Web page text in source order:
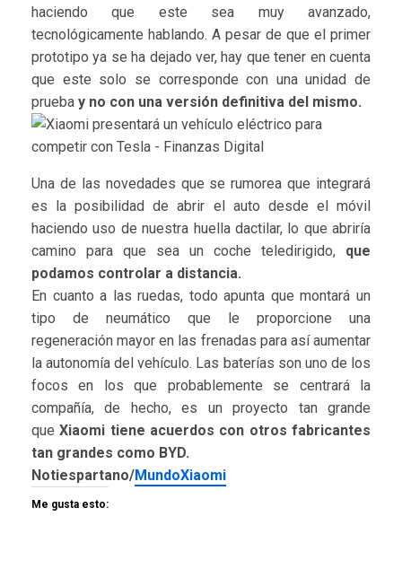
haciendo que este sea muy avanzado,
tecnológicamente hablando. A pesar de que el primer
prototipo ya se ha dejado ver, hay que tener en cuenta
que este solo se corresponde con una unidad de
prueba y no con una versión definitiva del mismo.
Una de las novedades que se rumorea que integrará
es la posibilidad de abrir el auto desde el móvil
haciendo uso de nuestra huella dactilar, lo que abriría
camino para que sea un coche teledirigido, que
podamos controlar a distancia.
En cuanto a las ruedas, todo apunta que montará un
tipo de neumático que le proporcione una
regeneración mayor en las frenadas para así aumentar
la autonomía del vehículo. Las baterías son uno de los
focos en los que probablemente se centrará la
compañía, de hecho, es un proyecto tan grande
queXiaomi tiene acuerdos con otros fabricantes
tan grandes como BYD.
Notiespartano/MundoXiaomi
Me gusta esto: